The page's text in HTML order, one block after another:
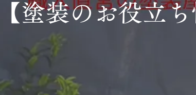
塗装のお役立ち